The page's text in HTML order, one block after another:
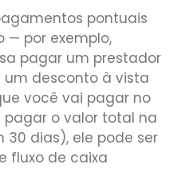
pontuais
— por exemplo,
pagar um prestador
um desconto à vista
você vai pagar no
pagar o valor total na
dias), ele pode ser
fluxo de caixa